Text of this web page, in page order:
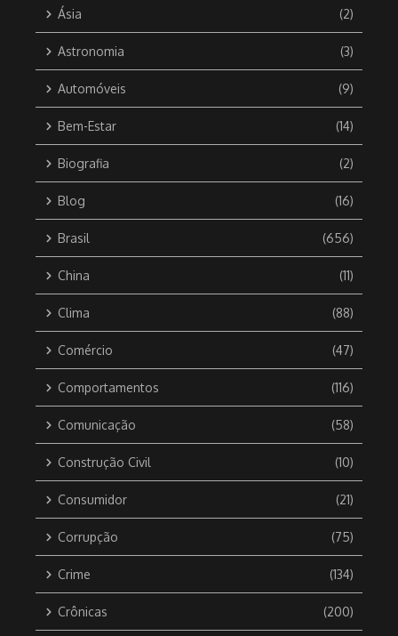
Ásia (2)
Astronomia (3)
Automóveis (9)
Bem-Estar (14)
Biografia (2)
Blog (16)
Brasil (656)
China (11)
Clima (88)
Comércio (47)
Comportamentos (116)
Comunicação (58)
Construção Civil (10)
Consumidor (21)
Corrupção (75)
Crime (134)
Crônicas (200)